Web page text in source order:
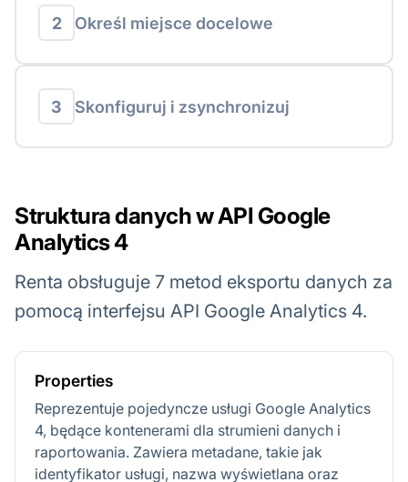
2 Określ miejsce docelowe
3 Skonfiguruj i zsynchronizuj
Struktura danych w API Google
Analytics 4
Renta obsługuje 7 metod eksportu danych za
pomocą interfejsu API Google Analytics 4.
Properties
Reprezentuje pojedyncze usługi Google Analytics
4, będące kontenerami dla strumieni danych i
raportowania. Zawiera metadane, takie jak
identyfikator usługi, nazwa wyświetlana oraz